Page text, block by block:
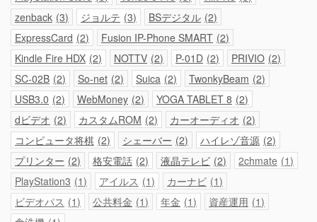
zenback 3 ジョルテ 3 BSデジタル 2
ExpressCard 2 Fusion IP-Phone SMART 2
Kindle Fire HDX 2 NOTTV 2 P-01D 2 PRIVIO 2
SC-02B 2 So-net 2 Suica 2 TwonkyBeam 2
USB3.0 2 WebMoney 2 YOGA TABLET 8 2
dビデオ 2 カスタムROM 2 カーオーディオ 2
コンピュータ将棋 2 シェーバー 2 ハイレゾ音源 2
プリンター 2 格安電話 2 液晶テレビ 2 2chmate 1
PlayStation3 1 アイルス 1 カーナビ 1
ビデオパス
1 公共料金 1 年金 1 資産運用 1